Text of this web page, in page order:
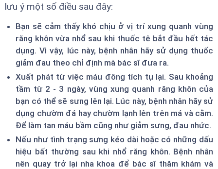
lưu ý một số điều sau đây:
Bạn sẽ cảm thấy khó chịu ở vị trí xung quanh vùng
răng khôn vừa nhổ sau khi thuốc tê bắt đầu hết tác
dụng. Vì vậy, lúc này, bệnh nhân hãy sử dụng thuốc
giảm đau theo chỉ định mà bác sĩ đưa ra.
Xuất phát từ việc máu đông tích tụ lại. Sau khoảng
tầm từ 2 - 3 ngày, vùng xung quanh răng khôn của
bạn có thể sẽ sưng lên lại. Lúc này, bệnh nhân hãy sử
dụng chườm đá hay chườm lạnh lên trên má và cằm.
Để làm tan máu bầm cũng như giảm sưng, đau nhức.
Nếu như tình trạng sưng kéo dài hoặc có những dấu
hiệu bất thường sau khi nhổ răng khôn. Bệnh nhân
nên quay trở lại nha khoa để bác sĩ thăm khám và